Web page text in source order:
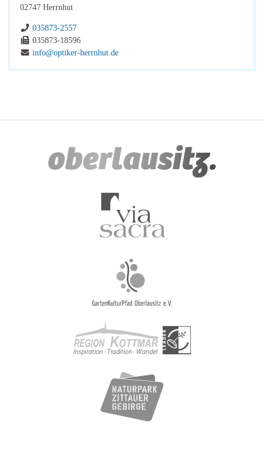
02747 Herrnhut
Telefon:
035873-2557
Fax:
035873-18596
E-Mail:
info@optiker-herrnhut.de